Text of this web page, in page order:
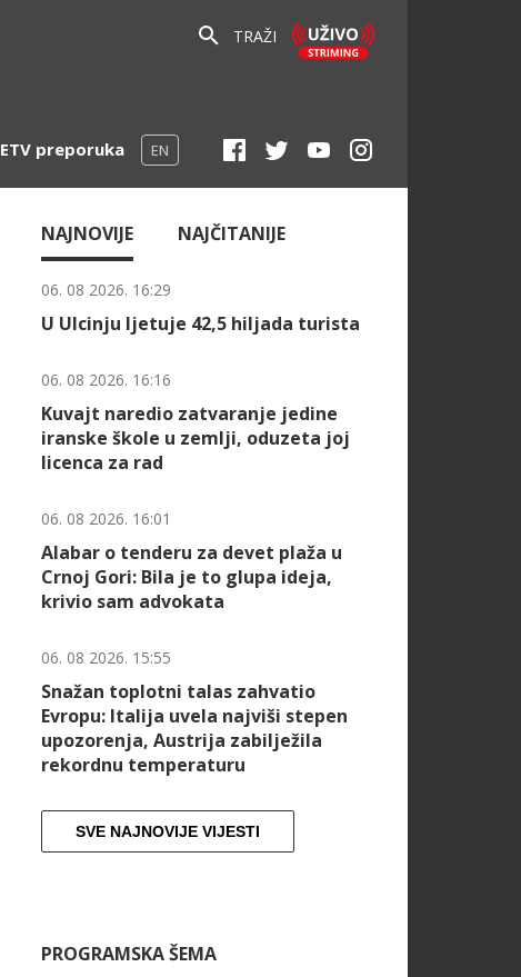
TRAŽI
ETV preporuka EN
NAJNOVIJE NAJČITANIJE
06. 08 2026. 16:29
U Ulcinju ljetuje 42,5 hiljada turista
06. 08 2026. 16:16
Kuvajt naredio zatvaranje jedine
iranske škole u zemlji, oduzeta joj
licenca za rad
06. 08 2026. 16:01
Alabar o tenderu za devet plaža u
Crnoj Gori: Bila je to glupa ideja,
krivio sam advokata
06. 08 2026. 15:55
Snažan toplotni talas zahvatio
Evropu: Italija uvela najviši stepen
upozorenja, Austrija zabilježila
rekordnu temperaturu
SVE NAJNOVIJE VIJESTI
PROGRAMSKA ŠEMA